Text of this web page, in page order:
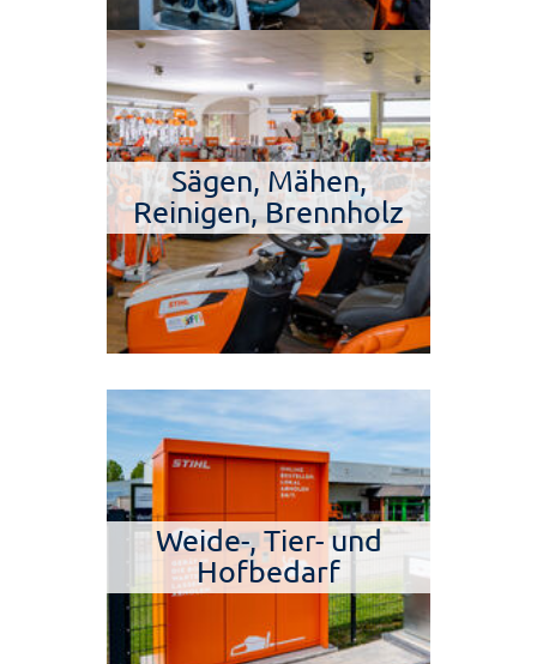
Sägen, Mähen,
Reinigen, Brennholz
Weide-, Tier- und
Hofbedarf